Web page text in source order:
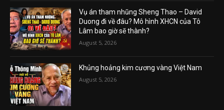
Vụ án tham nhũng Sheng Thao – David
Duong đi về đâu? Mô hình XHCN của Tô
Lâm bao giờ sẽ thành?
August 5, 2026
Khủng hoảng kim cương vàng Việt Nam
August 5, 2026